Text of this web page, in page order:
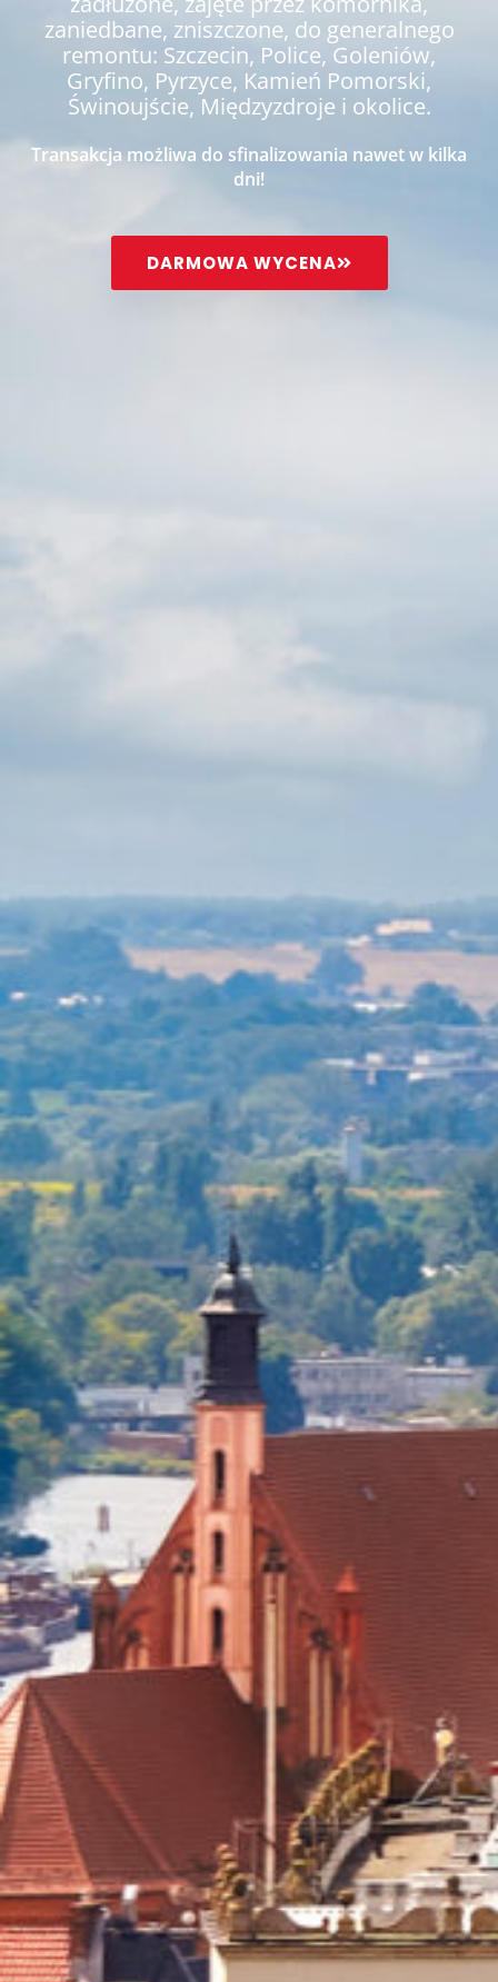
zaniedbane, zniszczone, do generalnego
remontu: Szczecin, Police, Goleniów,
Gryfino, Pyrzyce, Kamień Pomorski,
Świnoujście, Międzyzdroje i okolice.
Transakcja możliwa do sfinalizowania nawet w kilka
dni!
DARMOWA WYCENA